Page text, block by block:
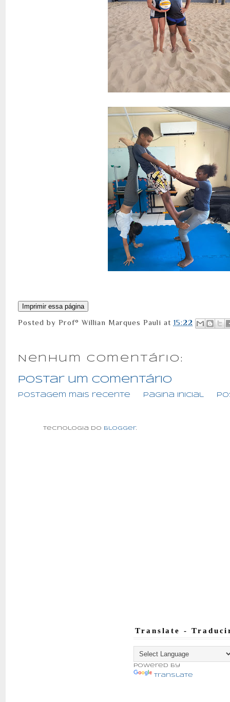
Posted byProf° Willian Marques Pauli at 15:22
Nenhum comentário:
Postar um comentário
Postagem mais recente Página inicial
Tecnologia do Blogger.
Translate -
Powered by
Translate